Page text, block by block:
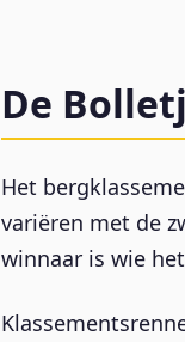
De
Het
variëren met de
winnaar is wie